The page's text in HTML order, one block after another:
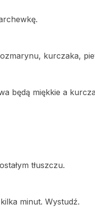
kurczaka,
będą miękkie a
tłuszczu.
minut. Wystudź.